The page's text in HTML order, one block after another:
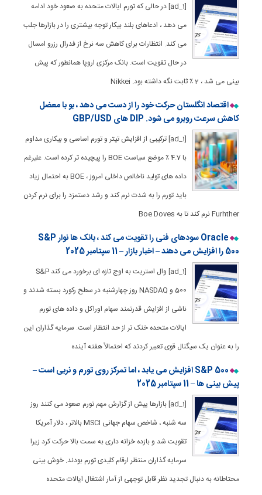
[ad_1] در حالی که تورم ایالات متحده به صعود خود ادامه
می دهد ، ادعاهای بلند بیکار توجه بیشتری را در بازارها جلب
می کند. انتظارات برای کاهش سه نرخ از فدرال رزرو امسال
در حال تقویت است. بانک مرکزی اروپا همانطور که پیش
بینی می شد ، 2 ٪ ثابت نگه داشته بود. Nikkei
اقتصاد انگلستان حرکت خود را از دست می دهد ، بو با معضل
کاهش سرعت روبرو می شود. DIP های GBP/USD
[ad_1] ترکیبی از افزایش تیتر و تورم اساسی و بیکاری مداوم
با 4.7 ٪ موضع سیاست BOE را پیچیده تر کرده است. علیرغم
داده های تولید ناخالص داخلی امروز ، BOE به احتمال زیاد
باید تورم را به شدت نرم کند و رشد دستمزد را برای نرم کردن
Furhther نرم کند تا به Boe Doves
Oracle سودهای فنی را تقویت می کند ، بانک ها نوار S&P
500 را افزایش می دهند – اخبار بازار – 11 سپتامبر 2025
[ad_1] وال استریت به اوج تازه ای برخورد می کند S&P
500 و NASDAQ روز چهارشنبه در سطح رکورد بسته شدند و
ناشی از افزایش قدرتمند سهام اوراکل و داده های تورم
ایالات متحده خنک تر از حد انتظار است. سرمایه گذاران این
را به عنوان یک سیگنال قوی تعبیر کردند که احتمالاً هفته آینده
S&P 500 افزایش می یابد ، اما تمرکز روی تورم و نربی است –
پیش بینی ها – 11 سپتامبر 2025
[ad_1] بازارها پیش از گزارش مهم تورم صعود می کنند روز
سه شنبه ، شاخص سهام جهانی MSCI بالاتر ، دلار آمریکا
تقویت شد و بازده خزانه داری به سمت بالا حرکت کرد زیرا
سرمایه گذاران منتظر ارقام کلیدی تورم بودند. خوش بینی
محتاطانه به دنبال تجدید نظر قابل توجهی از آمار اشتغال ایالات متحده